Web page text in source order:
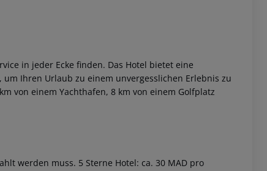
in jeder Ecke finden. Das Hotel bietet eine
Ihren Urlaub zu einem unvergesslichen Erlebnis zu
von einem Yachthafen, 8 km von einem Golfplatz
werden muss. 5 Sterne Hotel: ca. 30 MAD pro